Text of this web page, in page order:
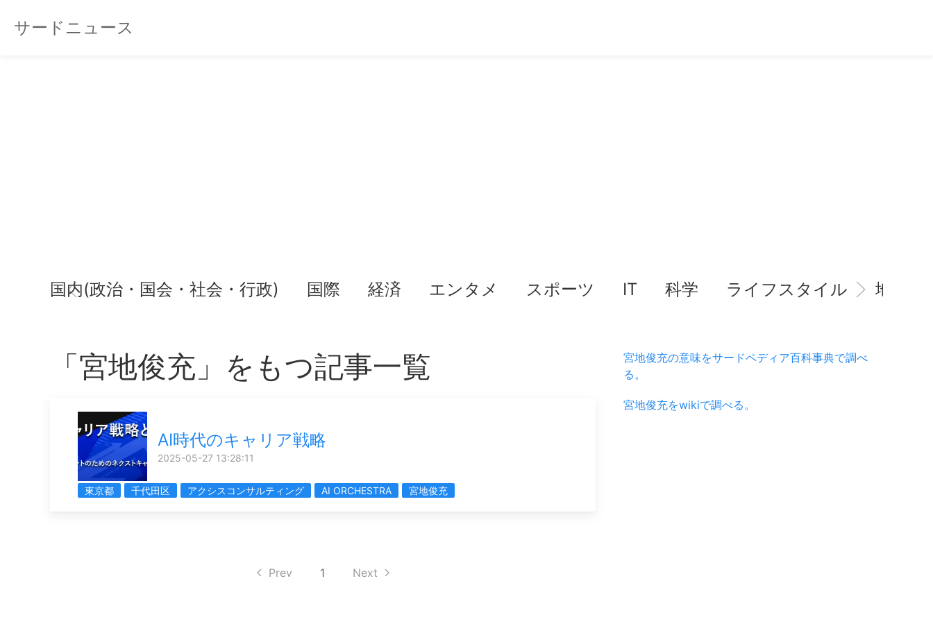
サードニュース
国内(政治・国会・社会・行政) 国際 経済 エンタメ スポーツ IT 科学 ライフスタイル 地域情
「宮地俊充」をもつ記事一覧
AI時代のキャリア戦略
2025-05-27 13:28:11
東京都 千代田区 アクシスコンサルティング AI ORCHESTRA 宮地俊充
Prev 1 Next
宮地俊充の意味をサードペディア百科事典で調べ
る。
宮地俊充をwikiで調べる。